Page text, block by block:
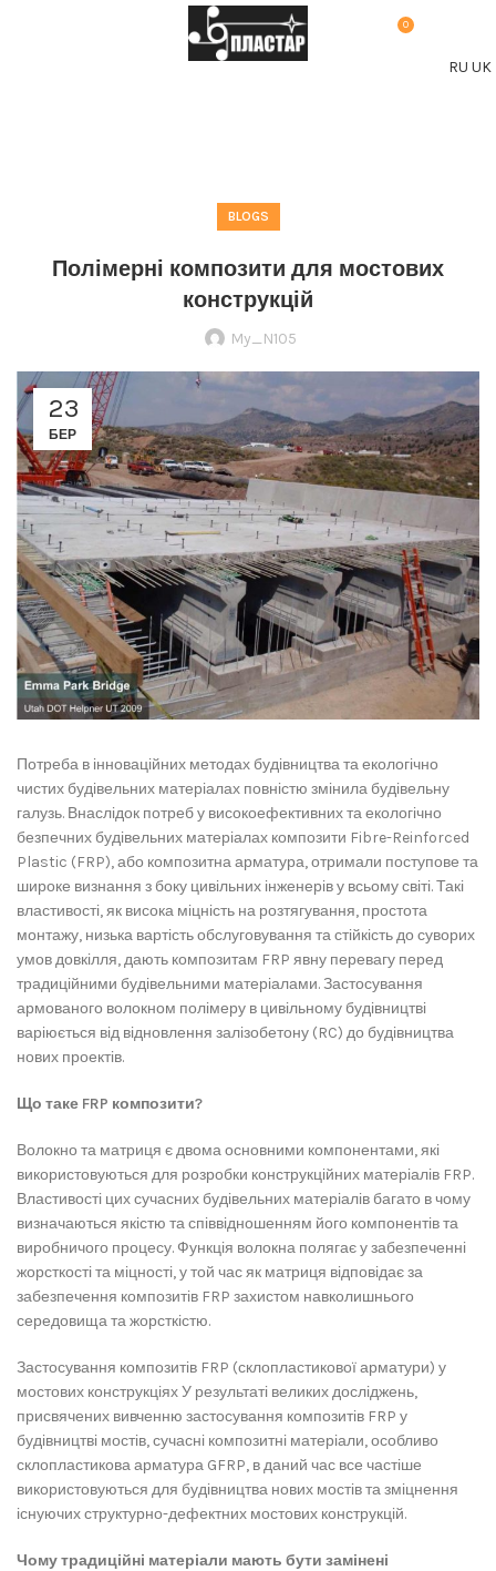
0
BLOGS
Полімерні композити для мостових
конструкцій
My_N105
23
БЕР
Потреба в інноваційних методах будівництва та екологічно
чистих будівельних матеріалах повністю змінила будівельну
галузь. Внаслідок потреб у високоефективних та екологічно
безпечних будівельних матеріалах композити Fibre-Reinforced
Plastic (FRP), або композитна арматура, отримали поступове та
широке визнання з боку цивільних інженерів у всьому світі. Такі
властивості, як висока міцність на розтягування, простота
монтажу, низька вартість обслуговування та стійкість до суворих
умов довкілля, дають композитам FRP явну перевагу перед
традиційними будівельними матеріалами. Застосування
армованого волокном полімеру в цивільному будівництві
варіюється від відновлення залізобетону (RC) до будівництва
нових проектів.
Що таке FRP композити?
Волокно та матриця є двома основними компонентами, які
використовуються для розробки конструкційних матеріалів FRP.
Властивості цих сучасних будівельних матеріалів багато в чому
визначаються якістю та співвідношенням його компонентів та
виробничого процесу. Функція волокна полягає у забезпеченні
жорсткості та міцності, у той час як матриця відповідає за
забезпечення композитів FRP захистом навколишнього
середовища та жорсткістю.
Застосування композитів FRP (склопластикової арматури) у
мостових конструкціях У результаті великих досліджень,
присвячених вивченню застосування композитів FRP у
будівництві мостів, сучасні композитні матеріали, особливо
склопластикова арматура GFRP, в даний час все частіше
використовуються для будівництва нових мостів та зміцнення
існуючих структурно-дефектних мостових конструкцій.
Чому традиційні матеріали мають бути замінені
RU UK